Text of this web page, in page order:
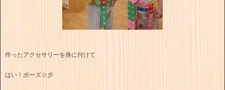
作ったアクセサリーを身に付けて
はい！ポーズ☆彡